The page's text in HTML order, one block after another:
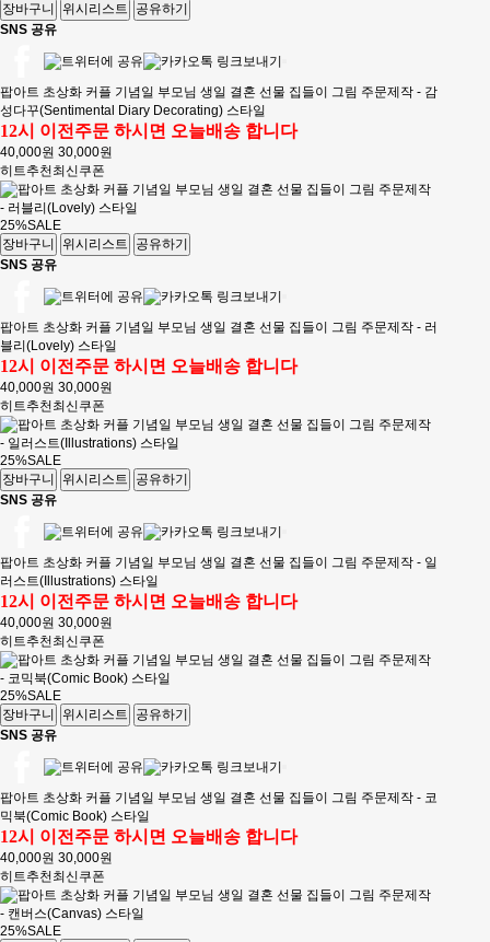
장바구니
위시리스트
공유하기
SNS 공유
팝아트 초상화 커플 기념일 부모님 생일 결혼 선물 집들이 그림 주문제작 - 감
성다꾸(Sentimental Diary Decorating) 스타일
12시 이전주문 하시면 오늘배송 합니다
40,000원 30,000원
히트추천최신쿠폰
25%SALE
장바구니
위시리스트
공유하기
SNS 공유
팝아트 초상화 커플 기념일 부모님 생일 결혼 선물 집들이 그림 주문제작 - 러
블리(Lovely) 스타일
12시 이전주문 하시면 오늘배송 합니다
40,000원 30,000원
히트추천최신쿠폰
25%SALE
장바구니
위시리스트
공유하기
SNS 공유
팝아트 초상화 커플 기념일 부모님 생일 결혼 선물 집들이 그림 주문제작 - 일
러스트(Illustrations) 스타일
12시 이전주문 하시면 오늘배송 합니다
40,000원 30,000원
히트추천최신쿠폰
25%SALE
장바구니
위시리스트
공유하기
SNS 공유
팝아트 초상화 커플 기념일 부모님 생일 결혼 선물 집들이 그림 주문제작 - 코
믹북(Comic Book) 스타일
12시 이전주문 하시면 오늘배송 합니다
40,000원 30,000원
히트추천최신쿠폰
25%SALE